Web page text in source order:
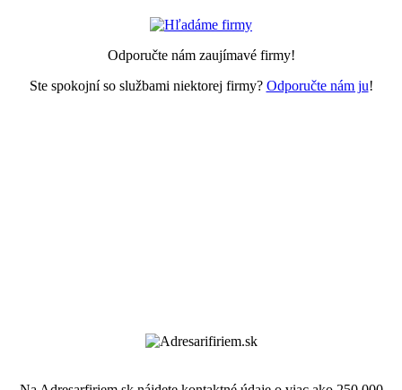
Odporučte nám zaujímavé firmy!
Ste spokojní so službami niektorej firmy? Odporučte nám ju!